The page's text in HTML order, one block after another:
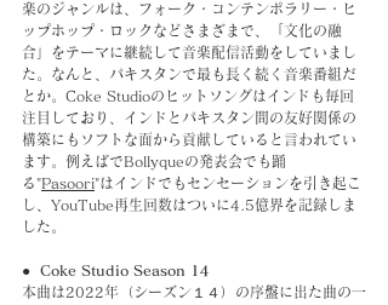
楽のジャンルは、フォーク・コンテンポラリー・ヒ
ップホップ・ロックなどさまざまで、「文化の融
合」をテーマに継続して音楽配信活動をしていまし
た。なんと、パキスタンで最も長く続く音楽番組だ
とか。Coke Studioのヒットソングはインドも毎回
注目しており、インドとパキスタン間の友好関係の
構築にもソフトな面から貢献していると言われてい
ます。例えばでBollyqueの発表会でも踊
る"Pasoori"はインドでもセンセーションを引き起こ
し、YouTube再生回数はついに4.5億界を記録しま
した。
●  Coke Studio Season 14
本曲は2022年（シーズン１４）の序盤に出た曲の一